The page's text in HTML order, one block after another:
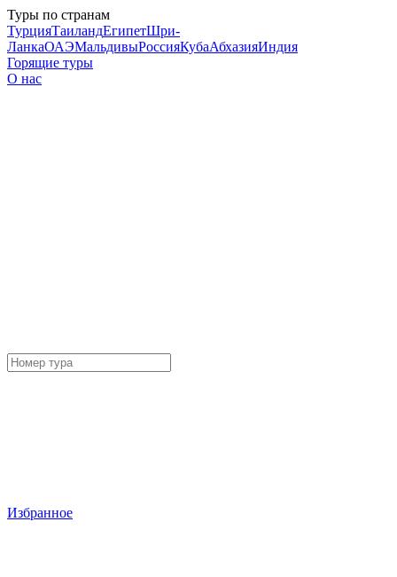
Туры по странам
ТурцияТаиландЕгипетШри-
ЛанкаОАЭМальдивыРоссияКубаАбхазияИндия
Горящие туры
О нас
Избранное